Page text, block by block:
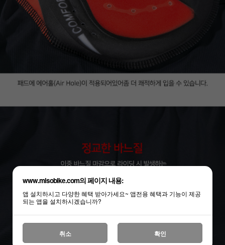
www.misobike.com의 페이지 내용:
앱 설치하시고 다양한 혜택 받아가세요~ 앱전용 혜택과 기능이 제공
되는 앱을 설치하시겠습니까?
취소 확인